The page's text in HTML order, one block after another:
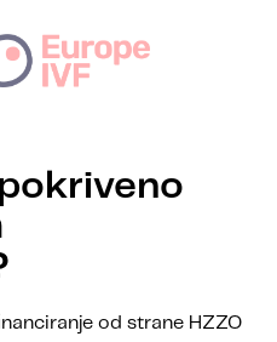
od strane HZZO